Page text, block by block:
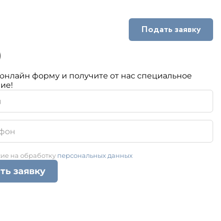
Подать заявку
форму и получите от нас специальное
на обработку персональных данных
заявку